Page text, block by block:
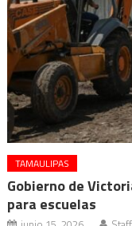
TAMAULIPAS
Gobierno de
para escuelas